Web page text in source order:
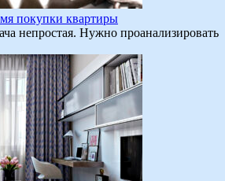
покупки квартиры
непростая. Нужно проанализировать